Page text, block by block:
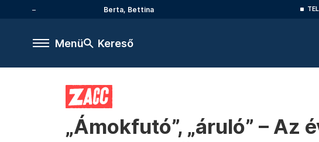
Berta, Bettina
Menü Kereső
„Ámokfutó”, „áruló” –